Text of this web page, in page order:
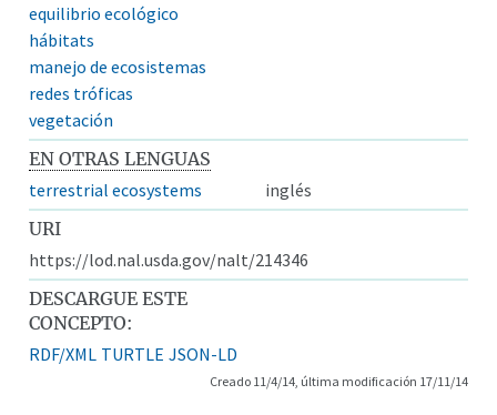
equilibrio ecológico
hábitats
manejo de ecosistemas
redes tróficas
vegetación
EN OTRAS LENGUAS
terrestrial ecosystems
inglés
URI
https://lod.nal.usda.gov/nalt/214346
DESCARGUE ESTE
CONCEPTO:
RDF/XML TURTLE JSON-LD
Creado 11/4/14, última modificación 17/11/14